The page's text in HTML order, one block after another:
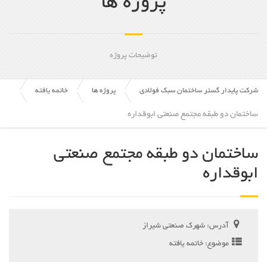
توضیحات پروژه
شرکت پایدار گستر ساختمان سبک فولادی پروژه ها خاتمه یافته
ساختمان دو طبقه مجتمع صنعتی ابوقداره
ساختمان دو طبقه مجتمع صنعتی
ابوقداره
آدرس: شهرک صنعتی شیراز
موضوع: خاتمه یافته